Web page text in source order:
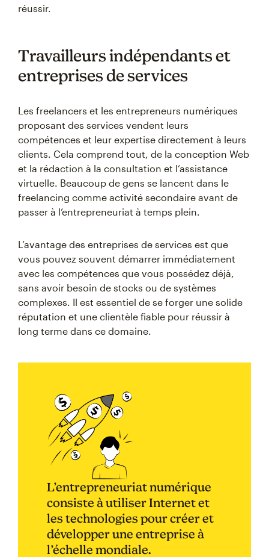
réussir.
Travailleurs indépendants et
entreprises de services
Les freelancers et les entrepreneurs numériques
proposant des services vendent leurs
compétences et leur expertise directement à leurs
clients. Cela comprend tout, de la conception Web
et la rédaction à la consultation et l’assistance
virtuelle. Beaucoup de gens se lancent dans le
freelancing comme activité secondaire avant de
passer à l’entrepreneuriat à temps plein.
L’avantage des entreprises de services est que
vous pouvez souvent démarrer immédiatement
avec les compétences que vous possédez déjà,
sans avoir besoin de stocks ou de systèmes
complexes. Il est essentiel de se forger une solide
réputation et une clientèle fiable pour réussir à
long terme dans ce domaine.
L’entrepreneuriat numérique
consiste à utiliser Internet et
les technologies pour créer et
développer une entreprise à
l’échelle mondiale.